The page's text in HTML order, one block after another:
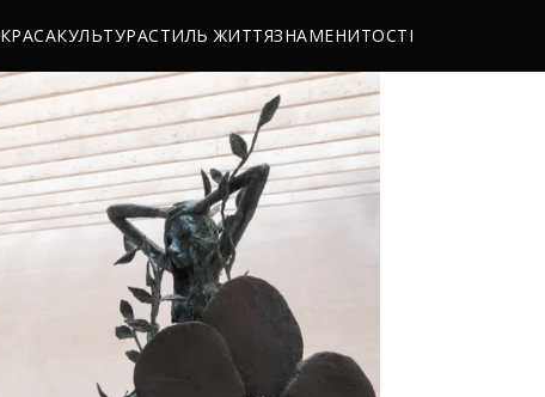
КРАСАКУЛЬТУРАСТИЛЬ ЖИТТЯЗНАМЕНИТОСТІ